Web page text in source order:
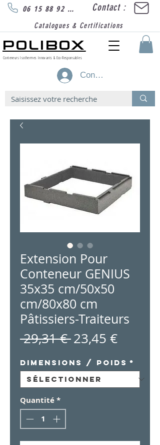
POLIBOX
Conteneurs Isothermes Innovants & Eco-Responsables
06 15 88 92 89 Contact :
Catalogues & Certifications
Connexion
Extension Pour
Conteneur GENIUS
35x35 cm/50x50
cm/80x80 cm
Pâtissiers-Traiteurs
29,31 € Prix
23,45 €Prix
Dimensions / Poids *
Quantité*